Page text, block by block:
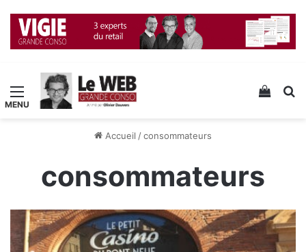
Menu Voir
Accueil /consommateurs
consommateurs